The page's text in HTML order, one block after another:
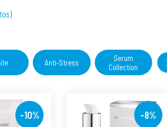
Anti-Stress
Serum
Collection
-10% -8%